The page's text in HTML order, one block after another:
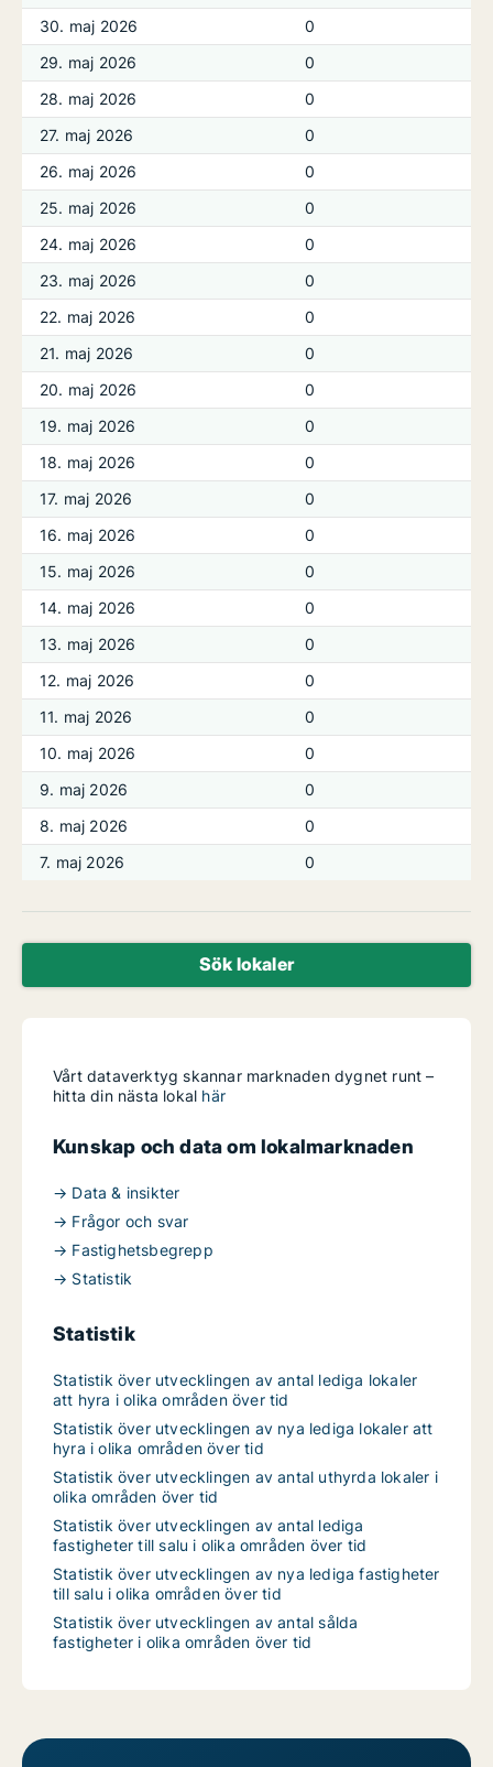
30. maj 2026
0
29. maj 2026
0
28. maj 2026
0
27. maj 2026
0
26. maj 2026
0
25. maj 2026
0
24. maj 2026
0
23. maj 2026
0
22. maj 2026
0
21. maj 2026
0
20. maj 2026
0
19. maj 2026
0
18. maj 2026
0
17. maj 2026
0
16. maj 2026
0
15. maj 2026
0
14. maj 2026
0
13. maj 2026
0
12. maj 2026
0
11. maj 2026
0
10. maj 2026
0
9. maj 2026
0
8. maj 2026
0
7. maj 2026
0
Sök lokaler
Vårt dataverktyg skannar marknaden dygnet runt –
hitta din nästa lokal här
Kunskap och data om lokalmarknaden
→ Data & insikter
→ Frågor och svar
→ Fastighetsbegrepp
→ Statistik
Statistik
Statistik över utvecklingen av antal lediga lokaler
att hyra i olika områden över tid
Statistik över utvecklingen av nya lediga lokaler att
hyra i olika områden över tid
Statistik över utvecklingen av antal uthyrda lokaler i
olika områden över tid
Statistik över utvecklingen av antal lediga
fastigheter till salu i olika områden över tid
Statistik över utvecklingen av nya lediga fastigheter
till salu i olika områden över tid
Statistik över utvecklingen av antal sålda
fastigheter i olika områden över tid